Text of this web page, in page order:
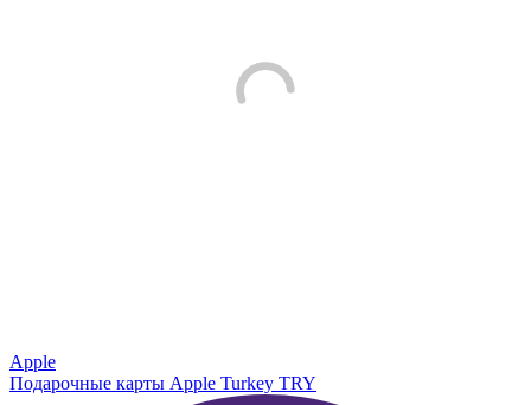
Apple
Подарочные карты Apple Turkey TRY